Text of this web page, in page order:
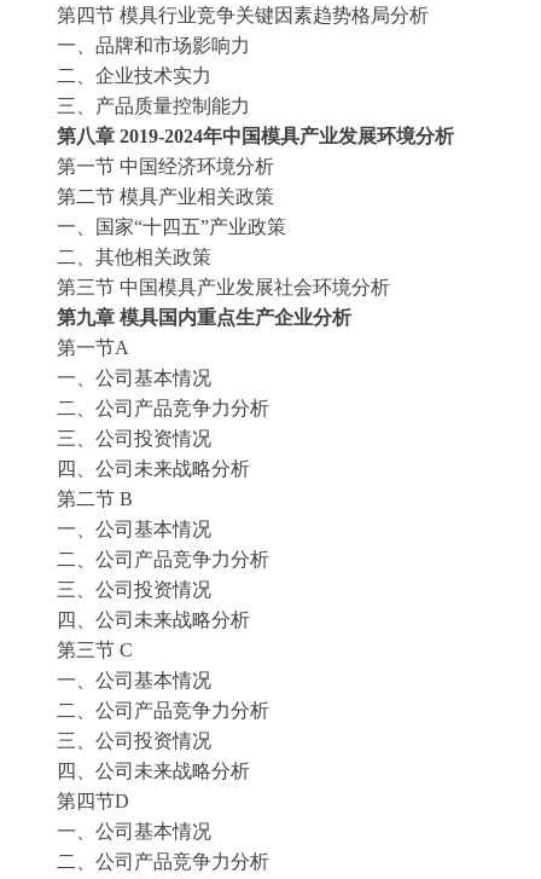
第四节 模具行业竞争关键因素趋势格局分析
一、品牌和市场影响力
二、企业技术实力
三、产品质量控制能力
第八章 2019-2024年中国模具产业发展环境分析
第一节 中国经济环境分析
第二节 模具产业相关政策
一、国家“十四五”产业政策
二、其他相关政策
第三节 中国模具产业发展社会环境分析
第九章 模具国内重点生产企业分析
第一节A
一、公司基本情况
二、公司产品竞争力分析
三、公司投资情况
四、公司未来战略分析
第二节 B
一、公司基本情况
二、公司产品竞争力分析
三、公司投资情况
四、公司未来战略分析
第三节 C
一、公司基本情况
二、公司产品竞争力分析
三、公司投资情况
四、公司未来战略分析
第四节D
一、公司基本情况
二、公司产品竞争力分析